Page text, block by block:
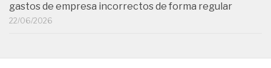
gastos de empresa incorrectos de forma regular
22/06/2026